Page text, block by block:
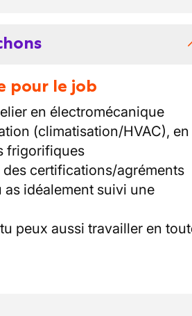
pour le job
en électromécanique
(climatisation/HVAC), en
frigorifiques
certifications/agréments
idéalement suivi une
peux aussi travailler en